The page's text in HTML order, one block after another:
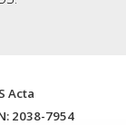
Acta
2038-7954